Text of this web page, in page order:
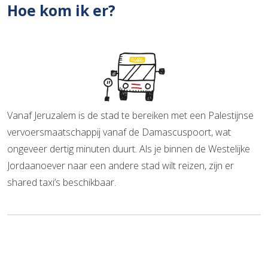
Hoe kom ik er?
Vanaf Jeruzalem is de stad te bereiken met een Palestijnse
vervoersmaatschappij vanaf de Damascuspoort, wat
ongeveer dertig minuten duurt. Als je binnen de Westelijke
Jordaanoever naar een andere stad wilt reizen, zijn er
shared taxi’s beschikbaar.